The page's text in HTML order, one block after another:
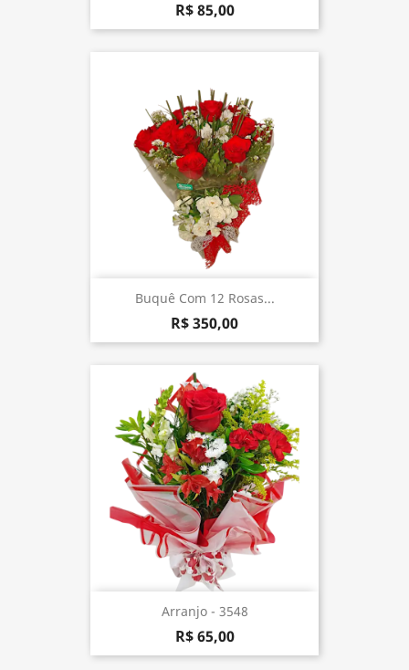
R$ 85,00
Buquê Com 12 Rosas...
R$ 350,00
Arranjo - 3548
R$ 65,00